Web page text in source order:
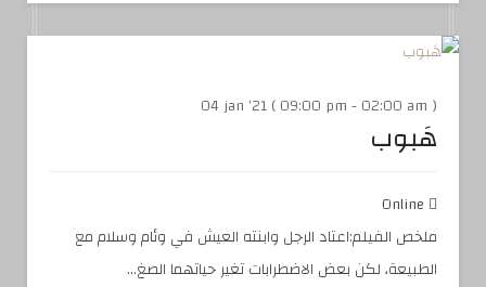
04 jan '21 ( 09:00 pm - 02:00 am )
هَبوب
ملخص الفيلم:اعتاد الرجل وابنته العيش في وئام وسلام مع
الطبيعة، لكن بعض الاضطرابات تغير حياتهما الصغ...